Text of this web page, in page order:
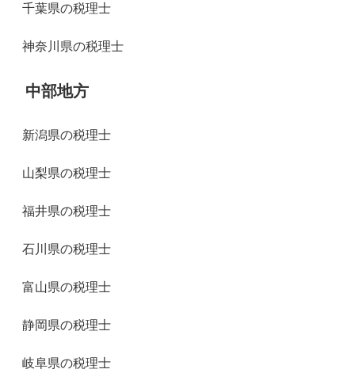
千葉県の税理士
神奈川県の税理士
中部地方
新潟県の税理士
山梨県の税理士
福井県の税理士
石川県の税理士
富山県の税理士
静岡県の税理士
岐阜県の税理士